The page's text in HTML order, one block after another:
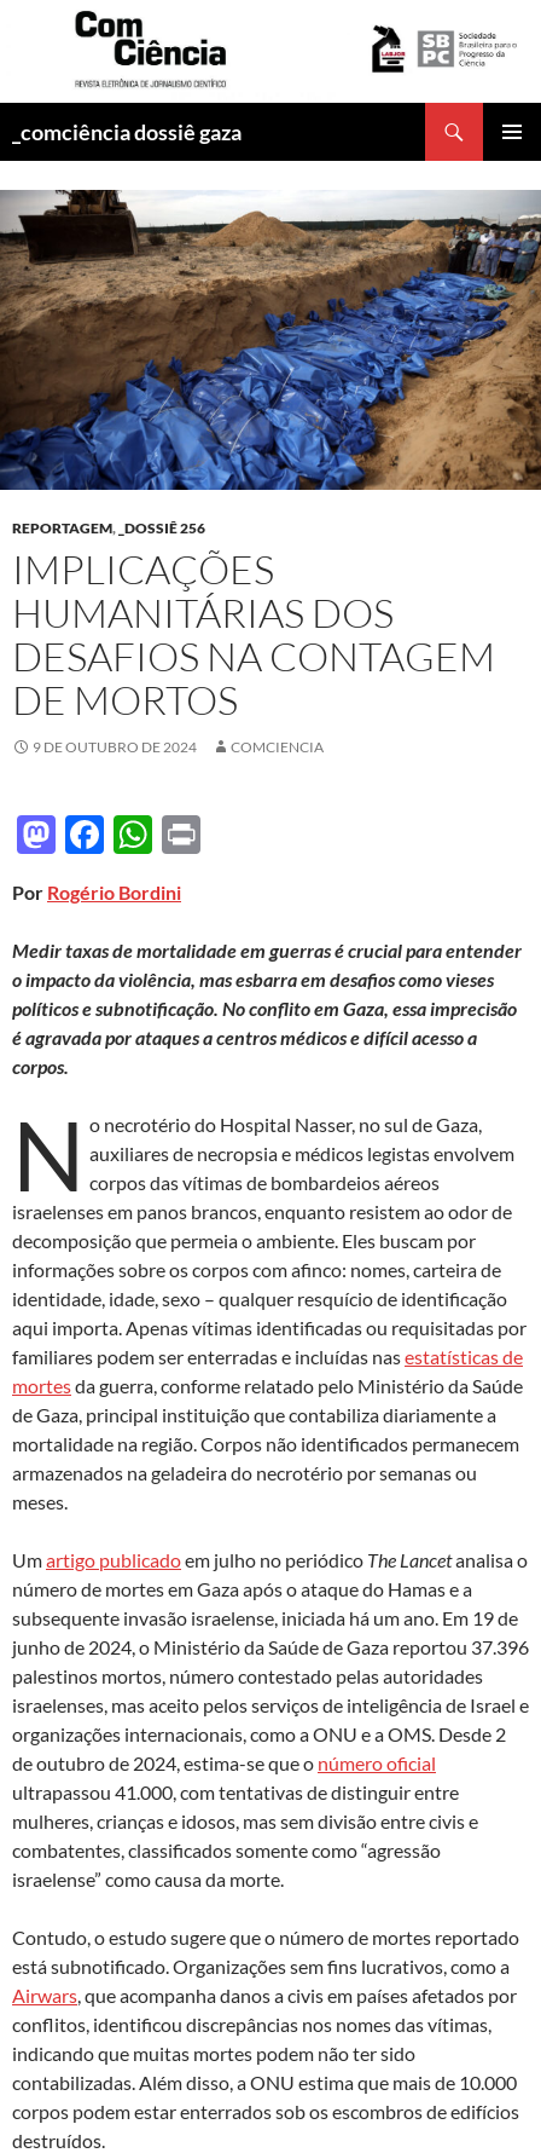
_comciência dossiê gaza
O
CONTEÚDO
REPORTAGEM, _DOSSIÊ 256
IMPLICAÇÕES
HUMANITÁRIAS DOS
DESAFIOS NA CONTAGEM
DE MORTOS
9 DE OUTUBRO DE 2024 COMCIENCIA
M
to
d
o
n
F
e
b
o
o
W
at
s
A
p
Por Rogério Bordini
Medir taxas de mortalidade em guerras é crucial para entender
o impacto da violência, mas esbarra em desafios como vieses
políticos e subnotificação. No conflito em Gaza, essa imprecisão
é agravada por ataques a centros médicos e difícil acesso a
corpos.
N o necrotério do Hospital Nasser, no sul de Gaza,
auxiliares de necropsia e médicos legistas envolvem
corpos das vítimas de bombardeios aéreos
israelenses em panos brancos, enquanto resistem ao odor de
decomposição que permeia o ambiente. Eles buscam por
informações sobre os corpos com afinco: nomes, carteira de
identidade, idade, sexo – qualquer resquício de identificação
aqui importa. Apenas vítimas identificadas ou requisitadas por
familiares podem ser enterradas e incluídas nasestatísticas de
mortesda guerra, conforme relatado pelo Ministério da Saúde
de Gaza, principal instituição que contabiliza diariamente a
mortalidade na região. Corpos não identificados permanecem
armazenados na geladeira do necrotério por semanas ou
meses.
Umartigo publicadoem julho no periódico The Lancetanalisa o
número de mortes em Gaza após o ataque do Hamas e a
subsequente invasão israelense, iniciada há um ano. Em 19 de
junho de 2024, o Ministério da Saúde de Gaza reportou 37.396
palestinos mortos, número contestado pelas autoridades
israelenses, mas aceito pelos serviços de inteligência de Israel e
organizações internacionais, como a ONU e a OMS. Desde 2
de outubro de 2024, estima-se que o número oficial
ultrapassou 41.000, com tentativas de distinguir entre
mulheres, crianças e idosos, mas sem divisão entre civis e
combatentes, classificados somente como “agressão
israelense” como causa da morte.
Contudo, o estudo sugere que o número de mortes reportado
está subnotificado. Organizações sem fins lucrativos, como a
Airwars, que acompanha danos a civis em países afetados por
conflitos, identificou discrepâncias nos nomes das vítimas,
indicando que muitas mortes podem não ter sido
contabilizadas. Além disso, a ONU estima que mais de 10.000
corpos podem estar enterrados sob os escombros de edifícios
destruídos.